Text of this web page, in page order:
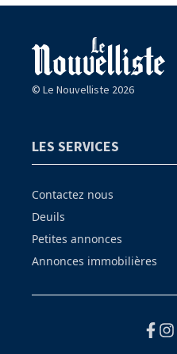
© Le Nouvelliste 2026
LES SERVICES
Contactez nous
Deuils
Petites annonces
Annonces immobilières